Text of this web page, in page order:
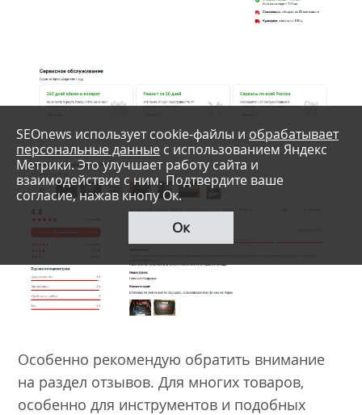
Особенно рекомендую обратить внимание
на раздел отзывов. Для многих товаров,
особенно для инструментов и подобных
SEOnews использует cookie-файлы и обрабатывает
персональные данные с использованием Яндекс
Метрики. Это улучшает работу сайта и
взаимодействие с ним. Подтвердите ваше
согласие, нажав кнопу Ок.
Ок